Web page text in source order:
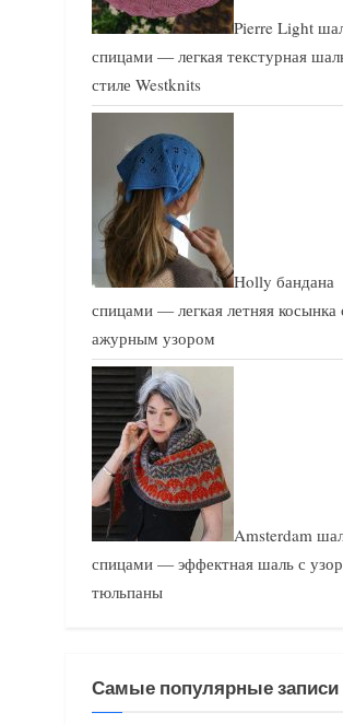
Pierre Light
спицами — легкая текстурная
стиле Westknits
Holly бандана
спицами — легкая летняя косынка
ажурным узором
Amsterdam
спицами — эффектная шаль с
тюльпаны
Самые популярные записи